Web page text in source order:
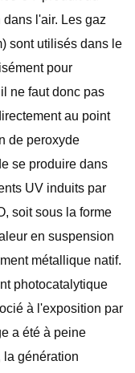
l'air. Les gaz
sont utilisés dans le
pour
ne faut donc pas
au point
de peroxyde
se produire dans
UV induits par
soit sous la forme
en suspension
métallique natif.
photocatalytique
à l'exposition par
a été à peine
la génération